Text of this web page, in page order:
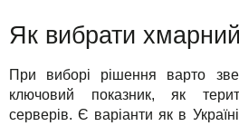
Як вибрати
При виборі рішення варто
ключовий показник, як
серверів. Є варіанти як в